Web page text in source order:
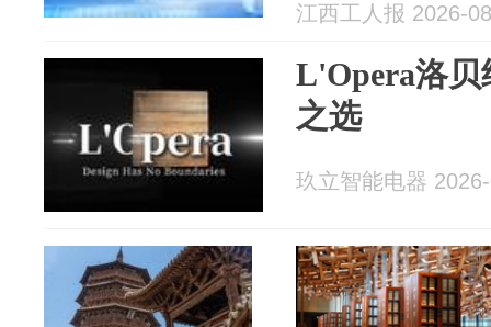
江西工人报 2026-
L'Opera洛
之选
玖立智能电器